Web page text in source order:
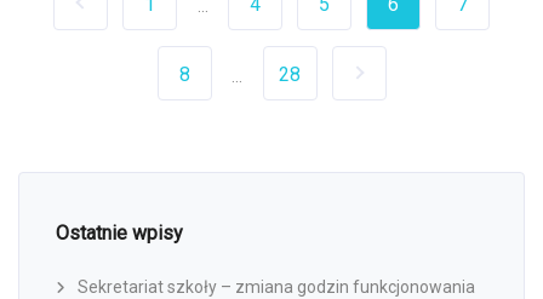
1 ... 4 5 6 7
8 ... 28
Ostatnie wpisy
Sekretariat szkoły – zmiana godzin funkcjonowania